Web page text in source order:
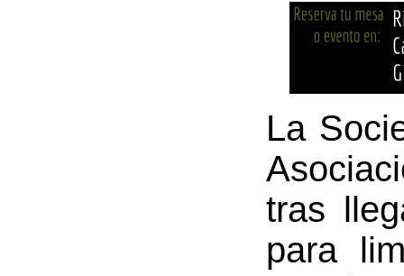
La
tras
para